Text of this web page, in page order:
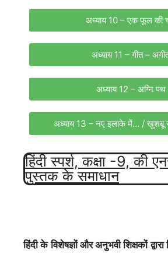
अध्याय 10 – एक फूल की
अध्याय 11 – गीत –
अध्याय 12 – अग्नि पथ
अध्याय 13 – नए इलाके में… / खुशबू
हिंदी स्पर्श, कक्षा -9, की
पुस्तक के समाधान
हिंदी के विशेषज्ञों और अनुभवी शिक्षकों